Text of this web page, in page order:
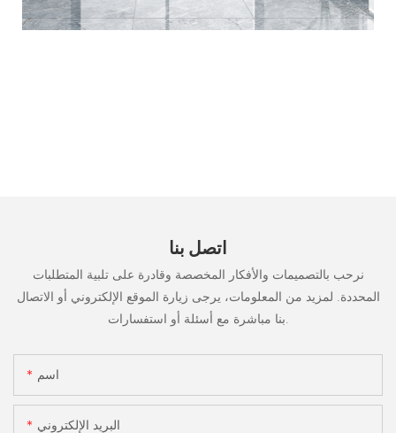
اتصل بنا
نرحب بالتصميمات والأفكار المخصصة وقادرة على تلبية المتطلبات
المحددة. لمزيد من المعلومات، يرجى زيارة الموقع الإلكتروني أو الاتصال
اسم
البريد الإلكتروني